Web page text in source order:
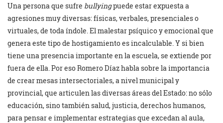
Una persona que sufre bullyingpuede estar expuesta a
agresiones muy diversas: físicas, verbales, presenciales o
virtuales, de toda índole. El malestar psíquico y emocional que
genera este tipo de hostigamiento es incalculable. Y si bien
tiene una presencia importante en la escuela, se extiende por
fuera de ella. Por eso Romero Díaz habla sobre la importancia
de crear mesas intersectoriales, a nivel municipal y
provincial, que articulen las diversas áreas del Estado: no sólo
educación, sino también salud, justicia, derechos humanos,
para pensar e implementar estrategias que excedan al aula,